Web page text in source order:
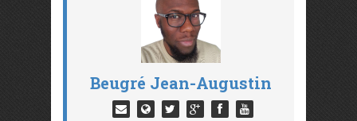
Beugré Jean-Augustin